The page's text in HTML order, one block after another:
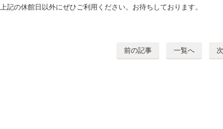
上記の休館日以外にぜひご利用ください。お待ちしております。
前の記事 一覧へ